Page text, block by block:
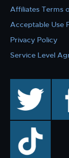
Affiliates Terms
Acceptable Use
Privacy Policy
Service Level
TikTok